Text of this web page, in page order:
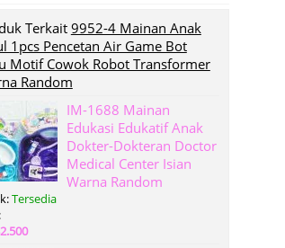
Terkait 9952-4 Mainan Anak
1pcs Pencetan Air Game Bot
Motif Cowok Robot Transformer
Random
IM-1688 Mainan
Edukasi Edukatif Anak
Dokter-Dokteran Doctor
Medical Center Isian
Warna Random
Tersedia